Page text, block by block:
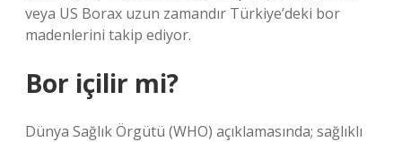
veya US Borax uzun zamandır Türkiye’deki bor
madenlerini takip ediyor.
Bor içilir mi?
Dünya Sağlık Örgütü (WHO) açıklamasında; sağlıklı